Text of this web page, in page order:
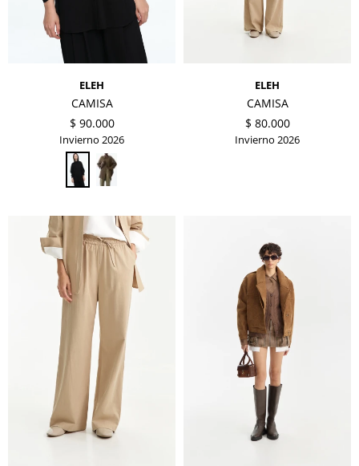
ELEH
CAMISA
$ 90.000
Invierno 2026
ELEH
CAMISA
$ 80.000
Invierno 2026